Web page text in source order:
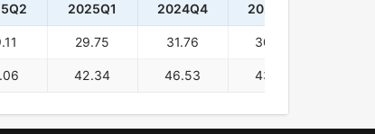
2025Q1 2024Q4 2024Q3
29.75 31.76 30.35
42.34 46.53 43.58